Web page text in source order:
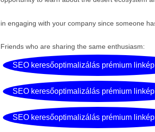
in engaging with your company since someone
Friends who are sharing the same enthusiasm:
SEO keresőoptimalizálás prémium
SEO keresőoptimalizálás prémium
SEO keresőoptimalizálás prémium